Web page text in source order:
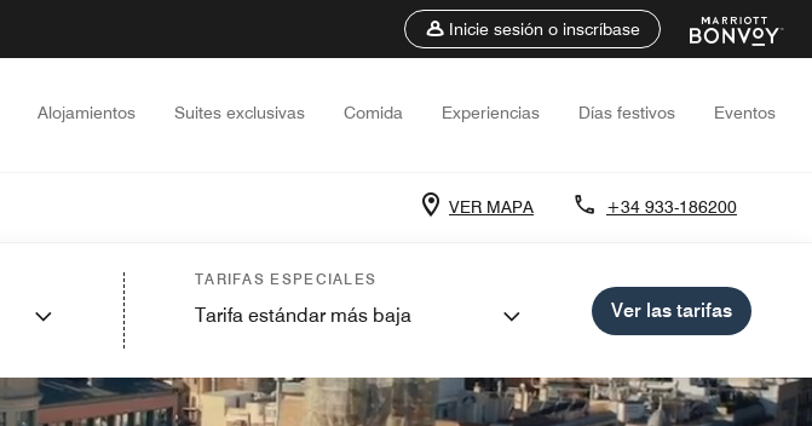
Inicie sesión o inscríbase
Alojamientos Suites exclusivas Comida Experiencias Días festivos Eventos
VER MAPA +34 933-186200
TARIFAS ESPECIALES
Tarifa estándar más baja Ver las tarifas